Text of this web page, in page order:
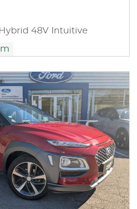
Hybrid 48V Intuitive